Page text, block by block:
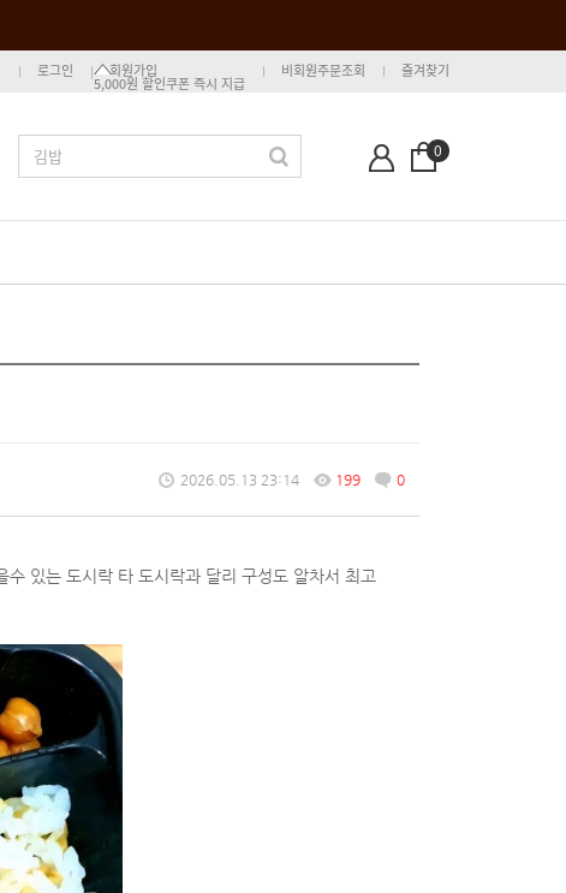
로그인 회원가입
5,000원 할인쿠폰 즉시 지급
비회원주문조회 즐겨찾기
0
2026.05.13 23:14 199 0
있는 도시락 타 도시락과 달리 구성도 알차서 최고